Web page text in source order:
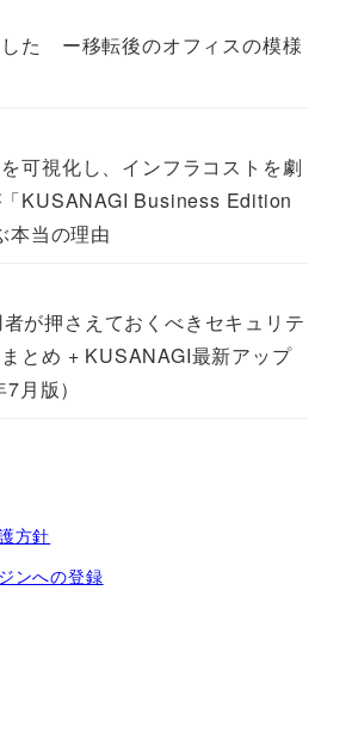
た ー移転後のオフィスの模様
可視化し、インフラコストを劇
KUSANAGI Business Edition
本当の理由
が押さえておくべきセキュリテ
とめ + KUSANAGI最新アップ
月版）
方針
ンへの登録